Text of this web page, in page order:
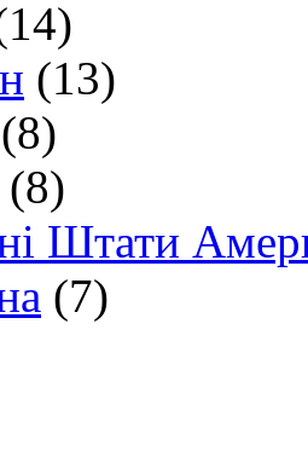
(13)
(8)
(8)
Штати
(7)